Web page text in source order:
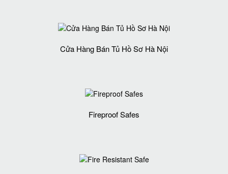
Cửa Hàng Bán Tủ Hồ Sơ Hà Nội
Fireproof Safes